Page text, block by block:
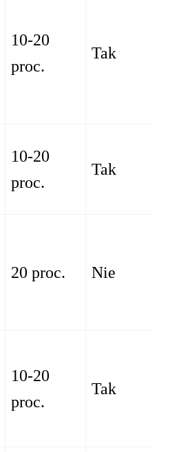
10-20
proc.
Tak
10-20
proc.
Tak
20 proc. Nie
10-20
proc.
Tak